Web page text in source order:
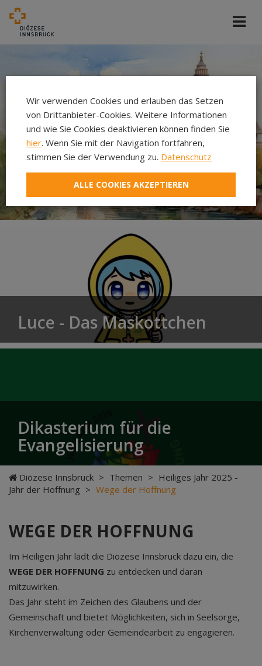
Luce - Das Maskottchen
Dikasterium für die
Evangelisierung
Diözese Innsbruck > Themen > Heiliges Jahr 2025 -
Jahr der Hoffnung > Wege der Hoffnung
WEGE DER HOFFNUNG
Im Heiligen Jahr lädt die Diözese Innsbruck dazu ein, die
WEGE DER HOFFNUNG zu entdecken und daran
mitzuwirken.
Das Jahr steht im Zeichen des Glaubens und der
Gemeinschaft und bietet Möglichkeiten, sich in Seelsorge,
Kirchenverwaltung oder Gemeindearbeit zu engagieren.
Wir verwenden Cookies und erlauben das Setzen
von Drittanbieter-Cookies. Weitere Informationen
und wie Sie Cookies deaktivieren können finden Sie
hier. Wenn Sie mit der Navigation fortfahren,
stimmen Sie der Verwendung zu. Datenschutz
ALLE COOKIES AKZEPTIEREN